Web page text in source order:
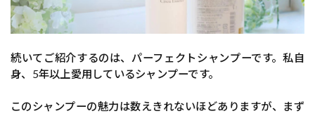
続いてご紹介するのは、パーフェクトシャンプーです。私自
身、5年以上愛用しているシャンプーです。
このシャンプーの魅力は数えきれないほどありますが、まず